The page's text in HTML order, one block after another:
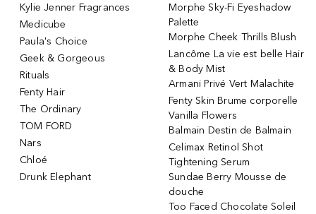
Kylie Jenner Fragrances
Medicube
Paula's Choice
Geek & Gorgeous
Rituals
Fenty Hair
The Ordinary
TOM FORD
Nars
Chloé
Drunk Elephant
Morphe Sky-Fi Eyeshadow
Palette
Morphe Cheek Thrills Blush
Lancôme La vie est belle Hair
& Body Mist
Armani Privé Vert Malachite
Fenty Skin Brume corporelle
Vanilla Flowers
Balmain Destin de Balmain
Celimax Retinol Shot
Tightening Serum
Sundae Berry Mousse de
douche
Too Faced Chocolate Soleil